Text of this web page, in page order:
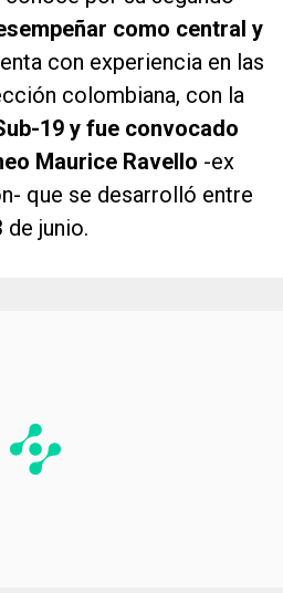
como central y
con experiencia en las
colombiana, con la
19 y fue convocado
Maurice Ravello -ex
que se desarrolló entre
de junio.